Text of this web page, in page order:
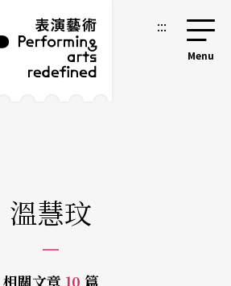
:::
溫慧玟
相關文章 10 篇